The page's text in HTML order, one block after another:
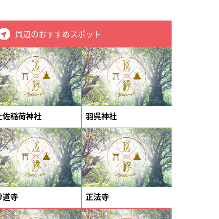
周辺のおすすめスポット
佐稲荷神社 羽呉神社
道寺 正法寺